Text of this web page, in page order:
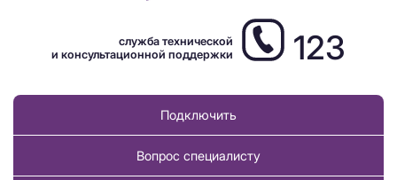
служба технической
и консультационной поддержки
123
Подключить
Вопрос специалисту